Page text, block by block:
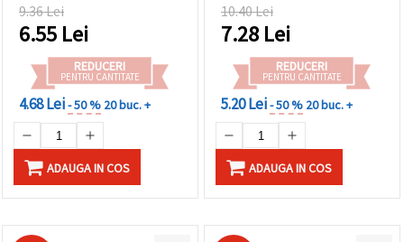
9.36 Lei
6.55 Lei
REDUCERI
PENTRU CANTITATE
4.68 Lei- 50 % 20 buc. +
ADAUGA IN COS
10.40 Lei
7.28 Lei
REDUCERI
PENTRU CANTITATE
5.20 Lei- 50 % 20 buc. +
ADAUGA IN COS